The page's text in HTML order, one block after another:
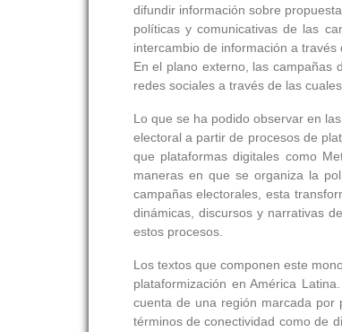
difundir información sobre
políticas y comunicativas de las
intercambio de información a
En el plano externo, las campañas
redes sociales a través de las
Lo que se ha podido observar en
electoral a partir de procesos de
que plataformas digitales como
maneras en que se organiza la
campañas electorales, esta
dinámicas, discursos y narrativas
estos procesos.
Los textos que componen este
plataformización en América
cuenta de una región marcada por
términos de conectividad como de